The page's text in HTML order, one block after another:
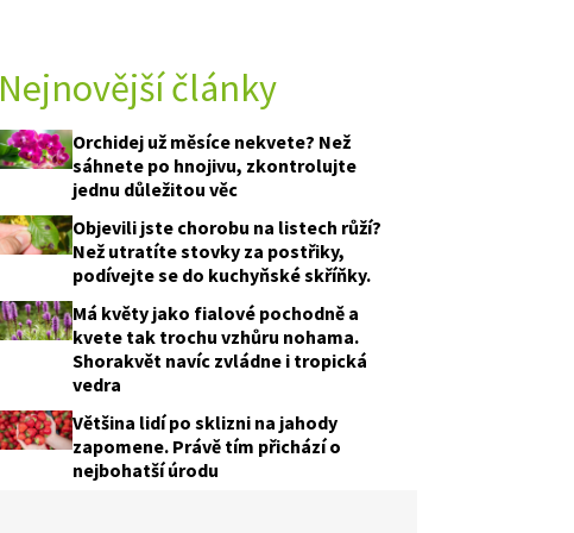
Nejnovější články
Orchidej už měsíce nekvete? Než
sáhnete po hnojivu, zkontrolujte
jednu důležitou věc
Objevili jste chorobu na listech růží?
Než utratíte stovky za postřiky,
podívejte se do kuchyňské skříňky.
Má květy jako fialové pochodně a
kvete tak trochu vzhůru nohama.
Shorakvět navíc zvládne i tropická
vedra
Většina lidí po sklizni na jahody
zapomene. Právě tím přichází o
nejbohatší úrodu